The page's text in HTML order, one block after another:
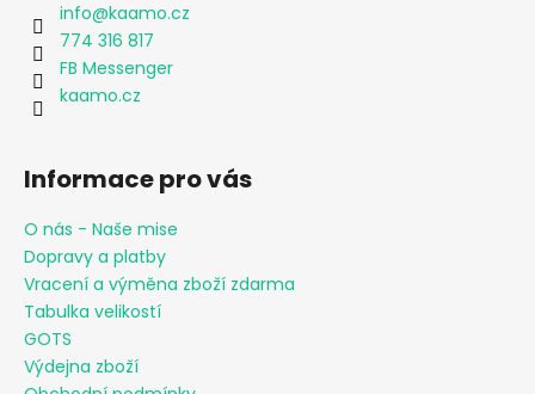
info@kaamo.cz
774 316 817
FB Messenger
kaamo.cz
Informace pro vás
O nás - Naše mise
Dopravy a platby
Vracení a výměna zboží zdarma
Tabulka velikostí
GOTS
Výdejna zboží